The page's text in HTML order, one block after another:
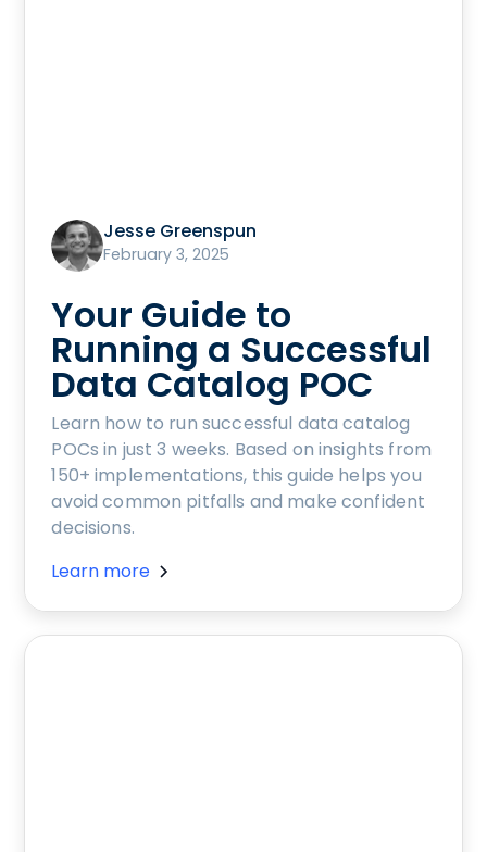
Jesse Greenspun
February 3, 2025
Your Guide to
Running a Successful
Data Catalog POC
Learn how to run successful data catalog
POCs in just 3 weeks. Based on insights from
150+ implementations, this guide helps you
avoid common pitfalls and make confident
decisions.
Learn more